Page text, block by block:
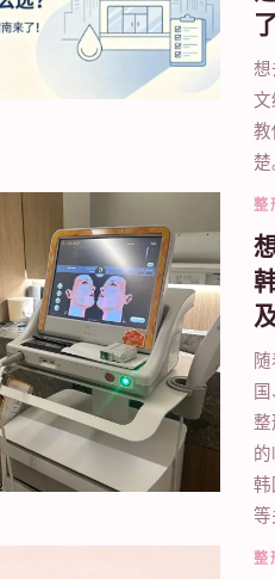
楚
整
韩
等
整